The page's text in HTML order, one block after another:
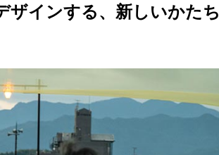
ザインする、新しいかたち